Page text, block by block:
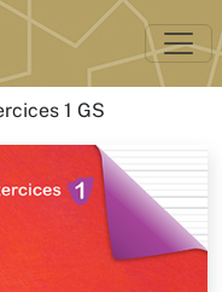
1 GS